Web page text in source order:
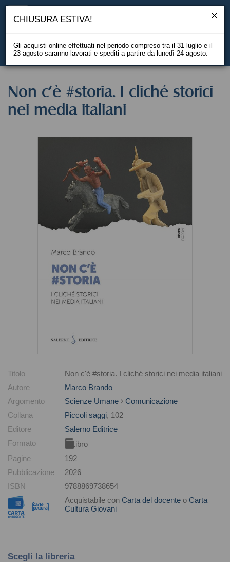
EN
Non c'è #storia. I cliché storici
nei media italiani
Titolo
Non c'è #storia. I cliché storici nei media italiani
Autore
Marco Brando
Argomento
Scienze Umane
Comunicazione
Collana
Piccoli saggi, 102
Editore
Salerno Editrice
Formato
Libro
Pagine
192
Pubblicazione
2026
ISBN
9788869738654
Acquistabile con Carta del docente o Carta
Cultura Giovani
Scegli la libreria
CHIUSURA ESTIVA!
Gli acquisti online effettuati nel periodo compreso tra il 31 luglio e il
23 agosto saranno lavorati e spediti a partire da lunedì 24 agosto.